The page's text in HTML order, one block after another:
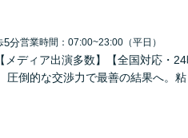
5分営業時間：07:00~23:00（平日）
メディア出演多数】【全国対応・
圧倒的な交渉力で最善の結果へ。